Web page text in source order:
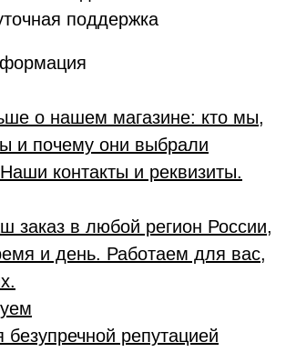
поддержка
о нашем магазине: кто мы,
и почему они выбрали
контакты и реквизиты.
заказ в любой регион России,
и день. Работаем для вас,
репутацией